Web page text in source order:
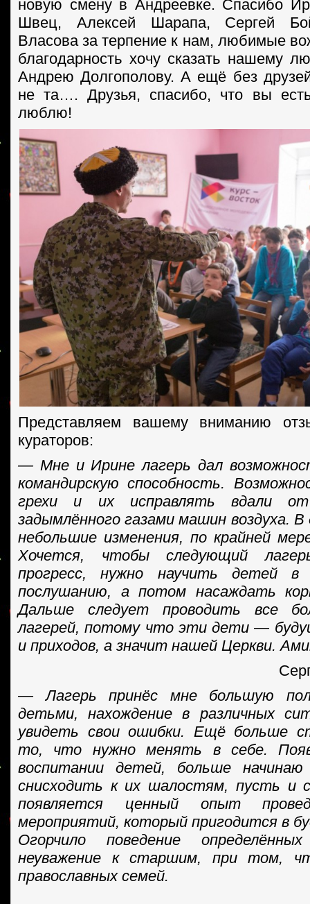
новую смену в Андреевке. Спасибо
Швец, Алексей Шарапа, Сергей
Власова за терпение к нам, любимые
благодарность хочу сказать нашему
Андрею Долгополову. А ещё без
не та…. Друзья, спасибо, что вы
люблю!
Представляем вашему вниманию
кураторов:
— Мне и Ирине лагерь дал
командирскую способность.
грехи и их исправлять вдали
задымлённого газами машин воздуха.
небольшие изменения, по крайней
Хочется, чтобы следующий
прогресс, нужно научить детей в
послушанию, а потом насаждать
Дальше следует проводить все
лагерей, потому что эти дети —
и приходов, а значит нашей Церкви.
— Лагерь принёс мне большую
детьми, нахождение в различных
увидеть свои ошибки. Ещё больше
то, что нужно менять в себе.
воспитании детей, больше
снисходить к их шалостям, пусть и
появляется ценный опыт
мероприятий, который пригодится в
Огорчило поведение
неуважение к старшим, при том,
православных семей.